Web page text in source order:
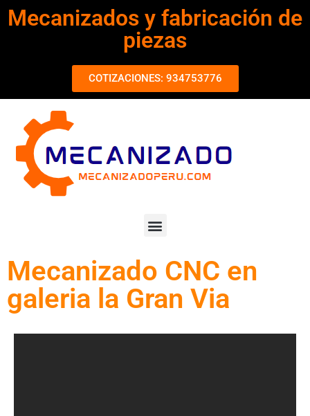
Mecanizados y fabricación de
piezas
COTIZACIONES: 934753776
Mecanizado CNC en
galeria la Gran Via